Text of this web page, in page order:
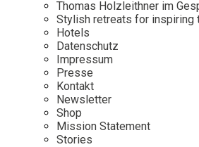
Thomas Holzleithner im
Stylish retreats for inspiring
Hotels
Datenschutz
Impressum
Presse
Kontakt
Newsletter
Shop
Mission Statement
Stories